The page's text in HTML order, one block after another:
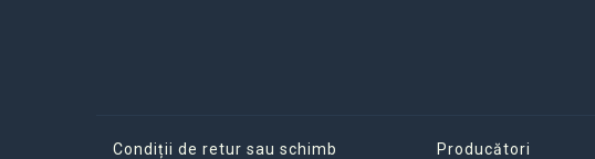
Condiții de retur sau schimb
Producători